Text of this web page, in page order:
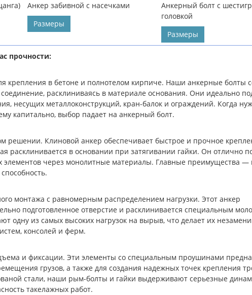
Анкер забивной с насечками
Размеры
Анкерный болт с
головкой
Размеры
прочности:
крепления в бетоне и полнотелом кирпиче. Наши анкерные болты
расклиниваясь в материале основания. Они идеально
несущих металлоконструкций, кран-балок и ограждений. Когда
капитально, выбор падает на анкерный болт.
решении. Клиновой анкер обеспечивает быстрое и прочное
расклинивается в основании при затягивании гайки. Он отлично
элементов через монолитные материалы. Главные преимущества —
монтажа с равномерным распределением нагрузки. Этот анкер
подготовленное отверстие и расклинивается специальным
одну из самых высоких нагрузок на вырыв, что делает их
консолей и ферм.
и фиксации. Эти элементы со специальным проушинами
грузов, а также для создания надежных точек крепления
стали, наши рым-болты и гайки выдерживают серьезные
такелажных работ.